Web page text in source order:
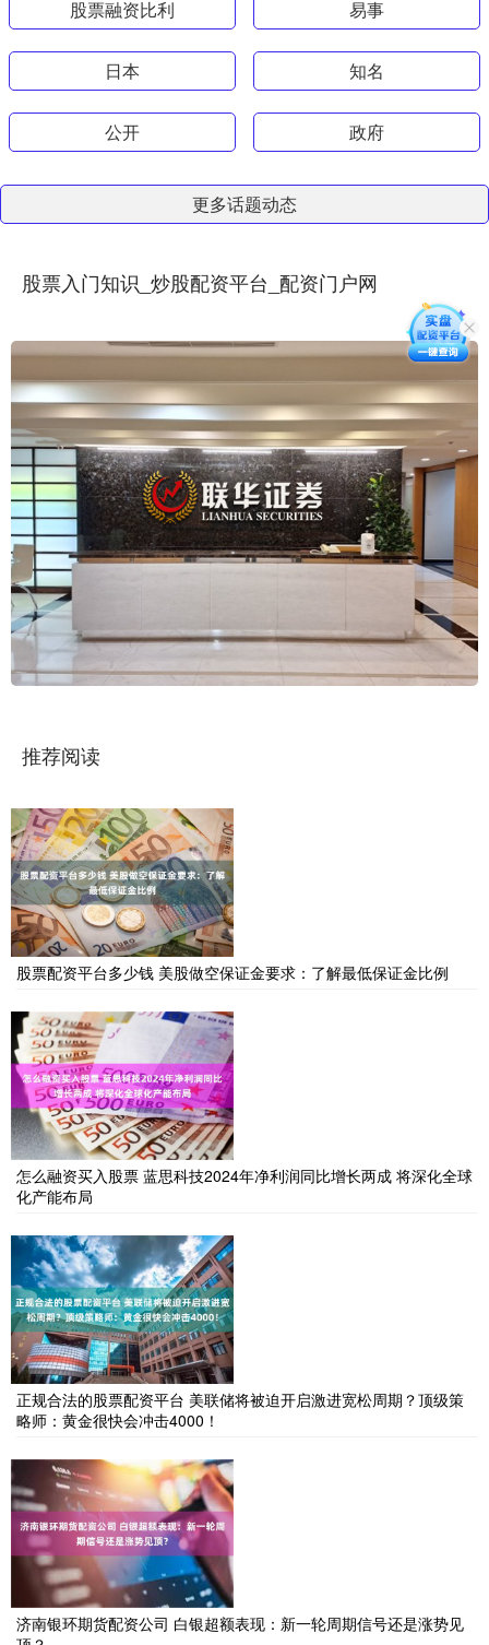
股票融资比利 易事
日本 知名
公开 政府
更多话题动态
股票入门知识_炒股配资平台_配资门户网
推荐阅读
股票配资平台多少钱 美股做空保证金要求：了解最低保证金比例
怎么融资买入股票 蓝思科技2024年净利润同比增长两成 将深化全球
化产能布局
正规合法的股票配资平台 美联储将被迫开启激进宽松周期？顶级策
略师：黄金很快会冲击4000！
济南银环期货配资公司 白银超额表现：新一轮周期信号还是涨势见